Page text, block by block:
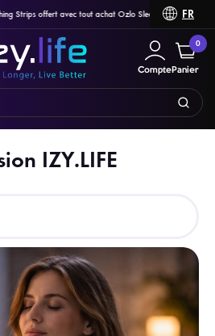
offert avec tout achat Ozlo Sleepbuds, Pulsetto ou
FR
Compte
0
Panier
IZY.LIFE